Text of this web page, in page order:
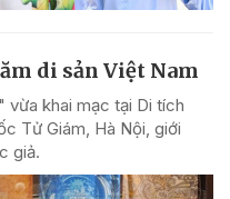
di sản Việt Nam
vừa khai mạc tại Di tích
Tử Giám, Hà Nội, giới
giả.